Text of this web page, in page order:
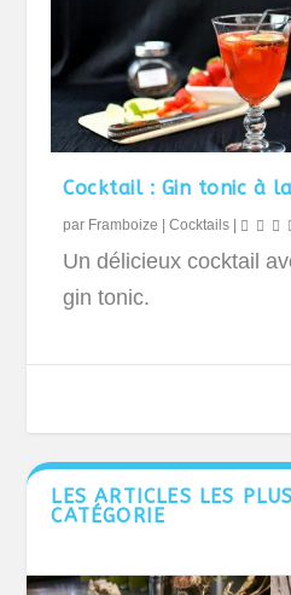
Cocktail : Gin tonic à
par Framboize |Cocktails |
Un délicieux cocktail
gin tonic.
LES ARTICLES LES
CATÉGORIE